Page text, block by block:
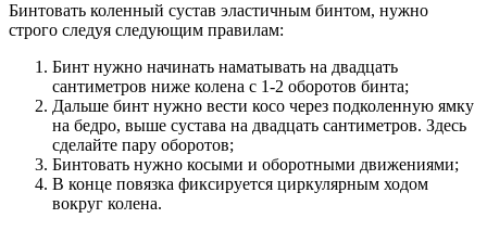
Бинтовать коленный сустав эластичным бинтом, нужно
строго следуя следующим правилам:
Бинт нужно начинать наматывать на двадцать
сантиметров ниже колена с 1-2 оборотов бинта;
Дальше бинт нужно вести косо через подколенную ямку
на бедро, выше сустава на двадцать сантиметров. Здесь
сделайте пару оборотов;
Бинтовать нужно косыми и оборотными движениями;
В конце повязка фиксируется циркулярным ходом
вокруг колена.